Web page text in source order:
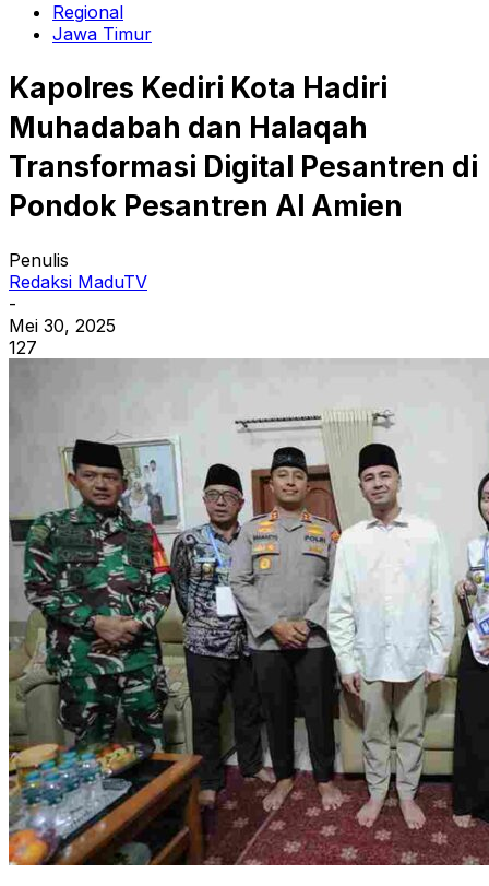
Regional
Jawa Timur
Kapolres Kediri Kota Hadiri
Muhadabah dan Halaqah
Transformasi Digital Pesantren di
Pondok Pesantren Al Amien
Penulis
Redaksi MaduTV
-
Mei 30, 2025
127